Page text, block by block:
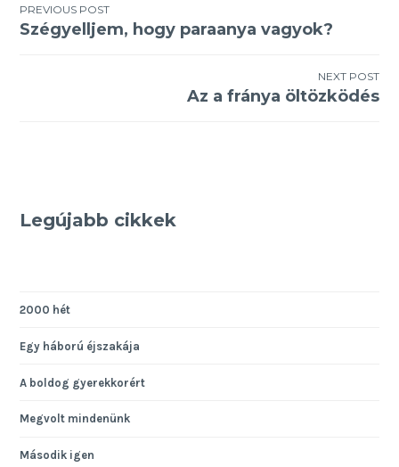
Bejegyzés
navigáció
PREVIOUS POST
Szégyelljem, hogy paraanya vagyok?
NEXT POST
Az a fránya öltözködés
Legújabb cikkek
2000 hét
Egy háború éjszakája
A boldog gyerekkorért
Megvolt mindenünk
Második igen